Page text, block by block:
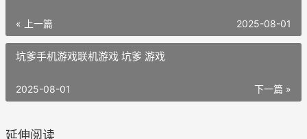
« 上一篇 2025-08-01
坑爹手机游戏联机游戏 坑爹 游戏
下一篇 »
2025-08-01
延伸阅读